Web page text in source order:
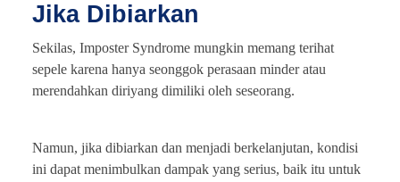
Jika Dibiarkan
Sekilas, Imposter Syndrome mungkin memang terihat
sepele karena hanya seonggok perasaan minder atau
merendahkan diriyang dimiliki oleh seseorang.
Namun, jika dibiarkan dan menjadi berkelanjutan, kondisi
ini dapat menimbulkan dampak yang serius, baik itu untuk